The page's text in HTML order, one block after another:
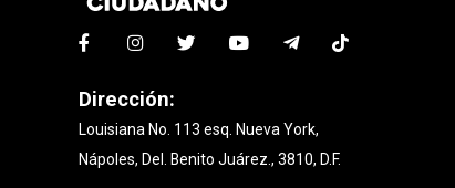
Dirección:
Louisiana No. 113 esq. Nueva York,
Nápoles, Del. Benito Juárez., 3810, D.F.